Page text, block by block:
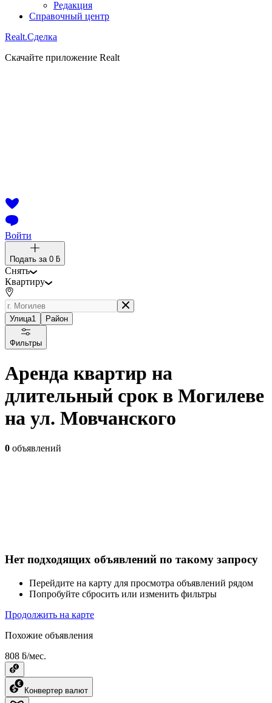
Редакция
Справочный центр
Realt.Сделка
Скачайте приложение Realt
Войти
Подать за 0 ƃ
Снять
Квартиру
Улица1 Район
Фильтры
Аренда квартир на
длительный срок в Могилеве
на ул. Мовчанского
0 объявлений
Нет подходящих объявлений по такому запросу
Перейдите на карту для просмотра объявлений рядом
Попробуйте сбросить или изменить фильтры
Продолжить на карте
Похожие объявления
808 ƃ/мес.
Конвертер валют